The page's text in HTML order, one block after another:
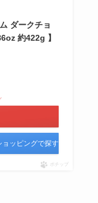
ダークチョ
約422g 】
ョッピングで探す
ポチップ